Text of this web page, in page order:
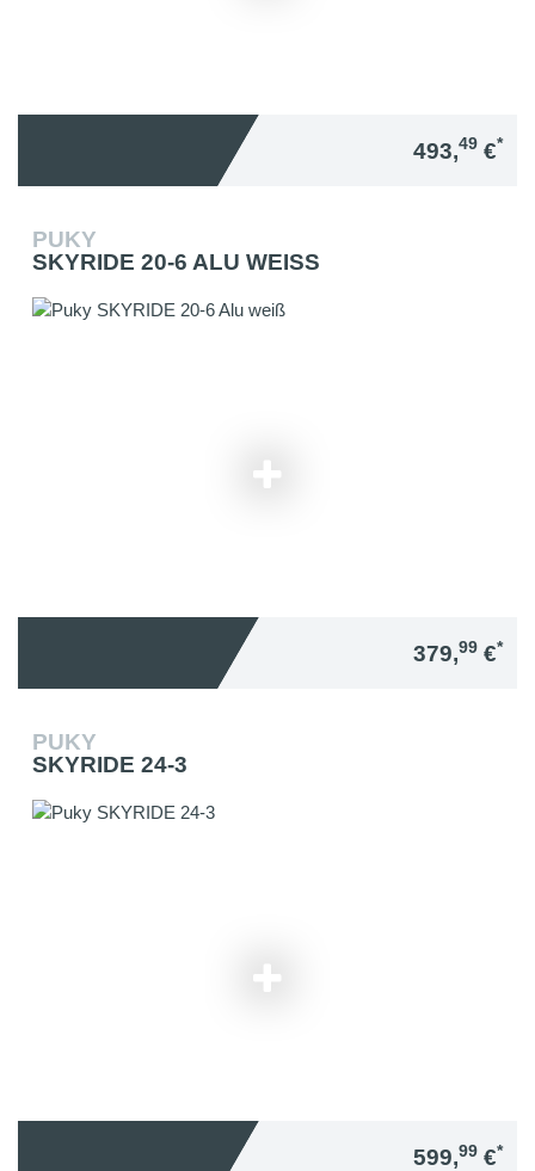
493,49 €*
PUKY
SKYRIDE 20-6 ALU WEISS
379,99 €*
PUKY
SKYRIDE 24-3
599,99 €*